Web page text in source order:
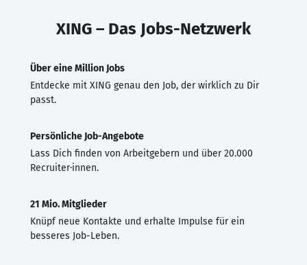
XING – Das Jobs-Netzwerk
Über eine Million Jobs
Entdecke mit XING genau den Job, der wirklich zu Dir
passt.
Persönliche Job-Angebote
Lass Dich finden von Arbeitgebern und über 20.000
Recruiter·innen.
21 Mio. Mitglieder
Knüpf neue Kontakte und erhalte Impulse für ein
besseres Job-Leben.